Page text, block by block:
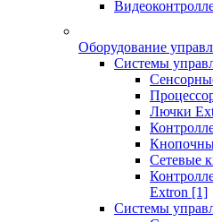
Оборудование
Системы
Лючки
Сетевые
Extron [1]
Системы